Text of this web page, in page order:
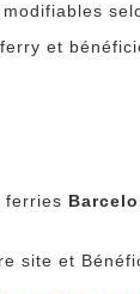
et
ferries
site et